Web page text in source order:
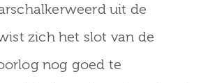
uit de
zich het slot van de
nog goed te